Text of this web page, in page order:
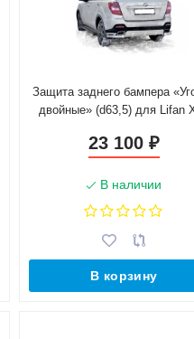
Защита заднего бампера
двойные» (d63,5) для Lifan
23 100 ₽
В наличии
В корзину